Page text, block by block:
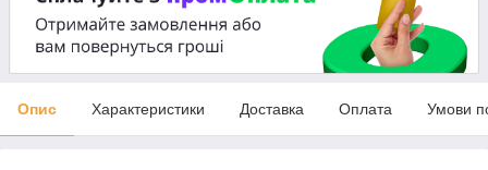
Опис Характеристики Доставка Оплата Умови